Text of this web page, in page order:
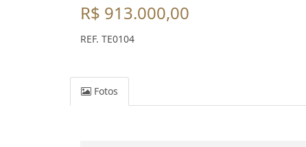
R$ 913.000,00
REF. TE0104
Fotos